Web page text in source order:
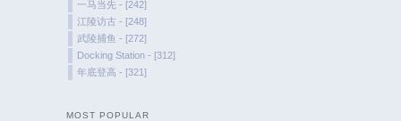
一马当先 - [242]
江陵访古 - [248]
武陵捕鱼 - [272]
Docking Station - [312]
年底登高 - [321]
MOST POPULAR